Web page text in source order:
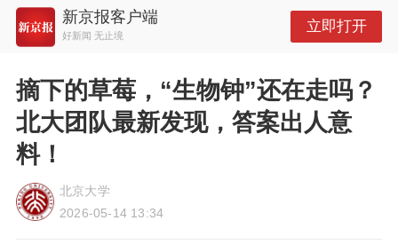
新京报客户端
好新闻 无止境
立即打开
摘下的草莓，“生物钟”还在走吗？
北大团队最新发现，答案出人意
料！
北京大学
2026-05-14 13:34